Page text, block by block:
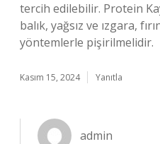
tercih edilebilir. Protein
balık, yağsız ve ızgara,
yöntemlerle pişirilmelidir.
Kasım 15, 2024 Yanıtla
admin